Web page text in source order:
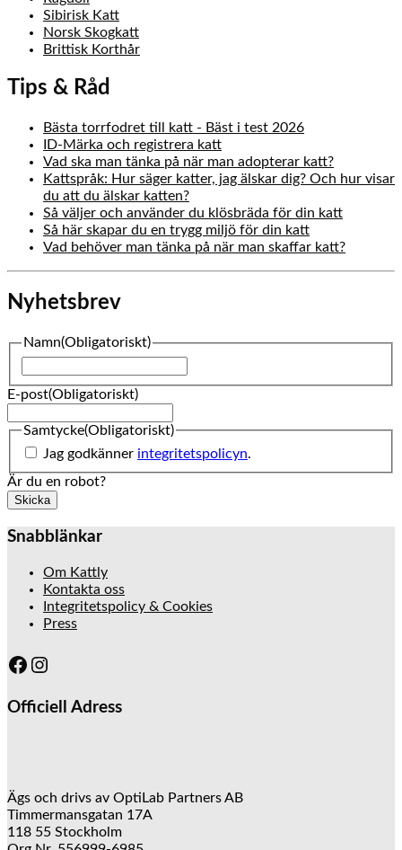
Sibirisk Katt
Norsk Skogkatt
Brittisk Korthår
Tips & Råd
Bästa torrfodret till katt - Bäst i test 2026
ID-Märka och registrera katt
Vad ska man tänka på när man adopterar katt?
Kattspråk: Hur säger katter, jag älskar dig? Och hur visar
du att du älskar katten?
Så väljer och använder du klösbräda för din katt
Så här skapar du en trygg miljö för din katt
Vad behöver man tänka på när man skaffar katt?
Nyhetsbrev
Namn(Obligatoriskt)
E-post(Obligatoriskt)
Samtycke(Obligatoriskt)
Jag godkänner integritetspolicyn.
Är du en robot?
Skicka
Snabblänkar
Om Kattly
Kontakta oss
Integritetspolicy & Cookies
Press
Facebook
Instagram
Officiell Adress
Ägs och drivs av OptiLab Partners AB
Timmermansgatan 17A
118 55 Stockholm